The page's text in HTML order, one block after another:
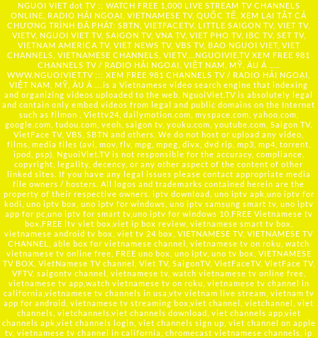
NGUOI VIET dot TV :: WATCH FREE 1,000 LIVE STREAM TV CHANNELS
ONLINE, RADIO HẢI NGOẠI, VIETNAMESE TV, QUỐC TẾ, XEM LẠI TẤT CẢ
CHƯƠNG TRÌNH ĐÃ PHÁT: SBTN, VIETFACETV, LITTLE SAIGON TV, VIET TV,
VIETV, NGUOI VIET TV, SAIGON TV, VNA TV, VIET PHO TV, IBC TV, SET TV,
VIETNAM AMERICA TV, VIET NEWS TV, VBS TV, BAO NGUOI VIET, VIET
CHANNELS, VIETNAMESE CHANNELS, VIETV,... NGUOIVIE.TV XEM FREE 981
CHANNELS TV / RADIO HẢI NGOẠI, VIỆT NAM, MỸ, ÂU Á …..
WWW.NGUOIVIET.TV ::: XEM FREE 981 CHANNELS TV / RADIO HẢI NGOẠI,
VIỆT NAM, MỸ, ÂU Á ….is a Vietnamese video search engine that indexing
and organizing videos uploaded to the web. NguoiViet.TV is absolutely legal
and contain only embed videos from legal and public domains on the Internet
such as filmon , Viettv24, dailymotion.com, myspace.com, yahoo.com,
google.com, tudou.com, veoh, saigon tv, youku.com, youtube.com, Saigon TV,
VietFace TV, VBS, SBTN and others. We do not host or upload any video,
films, media files (avi, mov, flv, mpg, mpeg, divx, dvd rip, mp3, mp4, torrent,
ipod, psp), NguoiViet.TV is not responsible for the accuracy, compliance,
copyright, legality, decency, or any other aspect of the content of other
linked sites. If you have any legal issues please contact appropriate media
file owners / hosters. All logos and trademarks contained herein are the
property of their respective owners. iptv download, uno iptv apk,uno iptv for
kodi, uno iptv box, uno iptv for windows, uno iptv samsung smart tv, uno iptv
app for pc,uno iptv for smart tv,uno iptv for windows 10,FREE Vietnamese tv
box,FREE itv viet box,viet ip box review, vietnamese smart tv box,
vietnamese android tv box, viet tv 24 box, VIETNAMESE TV, VIETNAMESE TV
CHANNEL, able box for vietnamese channel, vietnamese tv on roku, watch
vietnamese tv online free, FREE uno box, uno iptv, uno tv box, VIETNAMESE
TV BOX, VietNamese TV channel, Viet TV, SaigonTV, VietFaceTV, VietFace TV,
VFTV, saigontv channel, vietnamese tv, watch vietnamese tv online free,
vietnamese tv app,watch vietnamese tv on roku, vietnamese tv channel in
california,vietnamese tv channels in usa,vtv vietnam live stream, vietnam tv
app for android, vietnamese tv streaming box,viet channel, vietchannel, viet
channels, vietchannels,viet channels download, viet channels app,viet
channels apk,viet channels login, viet channels sign up, viet channel on apple
tv, vietnamese tv channel in california, chromecast vietnamese channels, ip